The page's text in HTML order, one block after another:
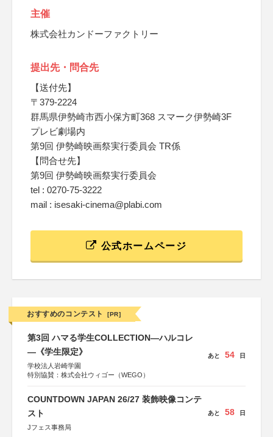
主催
株式会社カンドーファクトリー
提出先・問合先
【送付先】
〒379-2224
群馬県伊勢崎市西小保方町368 スマーク伊勢崎3F
プレビ劇場内
第9回 伊勢崎映画祭実行委員会 TR係
【問合せ先】
第9回 伊勢崎映画祭実行委員会
tel : 0270-75-3222
mail : isesaki-cinema@plabi.com
公式ホームページ
おすすめのコンテスト [PR]
第3回 ハマる学生COLLECTION―ハルコレ
―《学生限定》
学校法人岩崎学園
特別協賛：株式会社ウィゴー（WEGO）
あと 54 日
COUNTDOWN JAPAN 26/27 装飾映像コンテ
スト
Jフェス事務局
あと 58 日